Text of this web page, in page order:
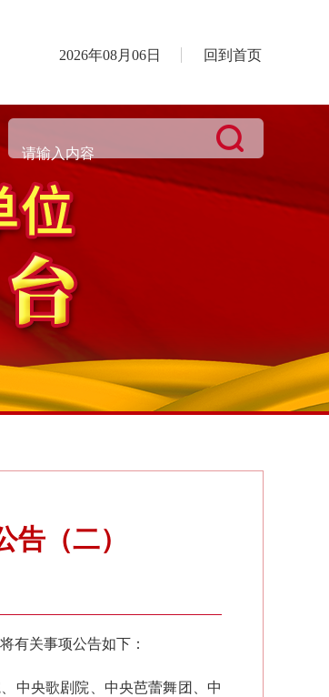
2026年08月06日 回到首页
（二）
有关事项公告如下：
中央歌剧院、中央芭蕾舞团、中